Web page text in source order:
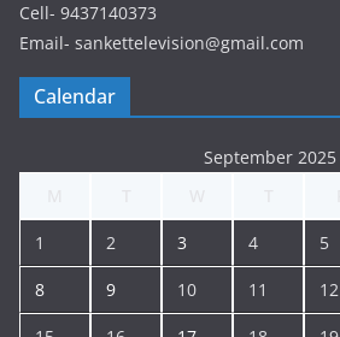
Cell- 9437140373
Email- sankettelevision@gmail.com
Calendar
September 2025
1 2 3 4 5
8 9 10 11 12